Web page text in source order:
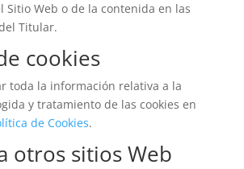
Sitio Web o de la contenida en las
Titular.
cookies
toda la información relativa a la
y tratamiento de las cookies en
de Cookies.
otros sitios Web